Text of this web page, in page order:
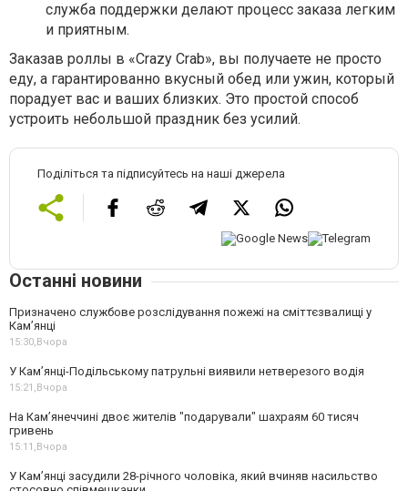
служба поддержки делают процесс заказа легким
и приятным.
Заказав роллы в «Crazy Crab», вы получаете не просто
еду, а гарантированно вкусный обед или ужин, который
порадует вас и ваших близких. Это простой способ
устроить небольшой праздник без усилий.
Поділіться та підписуйтесь на наші джерела
Останні новини
Призначено службове розслідування пожежі на сміттєзвалищі у
Кам’янці
15:30,Вчора
У Кам’янці-Подільському патрульні виявили нетверезого водія
15:21,Вчора
На Камʼянеччині двоє жителів "подарували" шахраям 60 тисяч
гривень
15:11,Вчора
У Камʼянці засудили 28-річного чоловіка, який вчиняв насильство